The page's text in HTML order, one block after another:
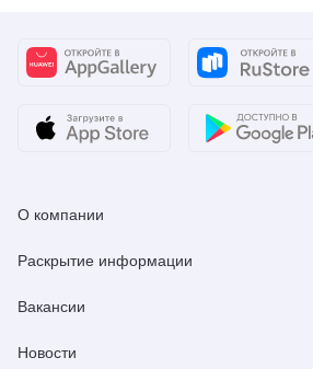
О компании
Раскрытие информации
Вакансии
Новости